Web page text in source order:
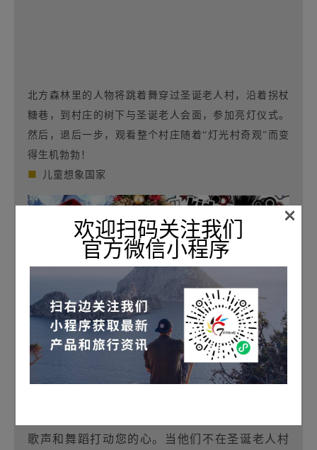
北方森林里的人物将跳着舞穿过圣诞老人村，沿着拐杖
糖巷，到村庄的树下与圣诞老人会面，参加亮灯仪式。
然后，退后一步，观看整个村庄随着“灯光村奇观”而变
得生机勃勃！
■ 儿童想象国家
Kids Imagine Nation是一场充满活力的互动表
歌声和舞蹈打动您的心。当他们不在圣诞老人村
欢迎扫码关注我们
官方微信小程序
×